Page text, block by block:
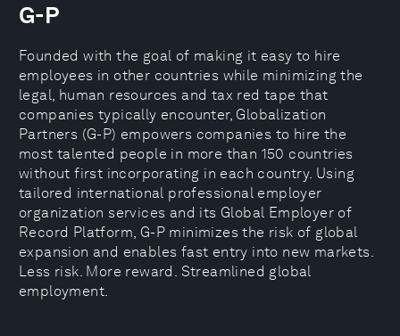
G-P
Founded with the goal of making it easy to hire
employees in other countries while minimizing the
legal, human resources and tax red tape that
companies typically encounter, Globalization
Partners (G-P) empowers companies to hire the
most talented people in more than 150 countries
without first incorporating in each country. Using
tailored international professional employer
organization services and its Global Employer of
Record Platform, G-P minimizes the risk of global
expansion and enables fast entry into new markets.
Less risk. More reward. Streamlined global
employment.